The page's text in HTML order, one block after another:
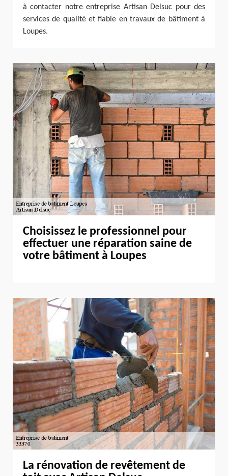
à contacter notre entreprise Artisan Delsuc pour des
services de qualité et fiable en travaux de bâtiment à
Loupes.
Choisissez le professionnel pour
effectuer une réparation saine de
votre bâtiment à Loupes
La rénovation de revêtement de